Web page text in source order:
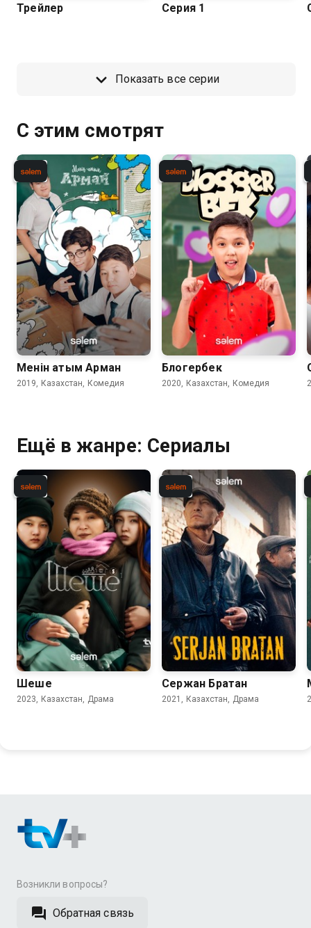
Трейлер Серия 1
Показать все серии
С этим смотрят
Менiн атым Арман
2019, Казахстан, Комедия
Блогербек
2020, Казахстан, Комедия
Ещё в жанре: Сериалы
Шеше
2023, Казахстан, Драма
Сержан Братан
2021, Казахстан, Драма
Возникли вопросы?
Обратная связь